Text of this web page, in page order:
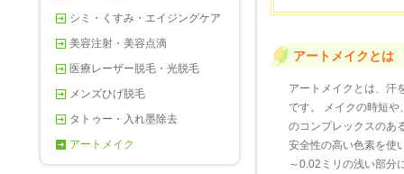
シミ・くすみ・エイジングケア
美容注射・美容点滴
医療レーザー脱毛・光脱毛
メンズひげ脱毛
タトゥー・入れ墨除去
アートメイク
アートメイクとは
アートメイクとは、汗
です。 メイクの時短
のコンプレックスのあ
安全性の高い色素を使
～0.02ミリの浅い部分